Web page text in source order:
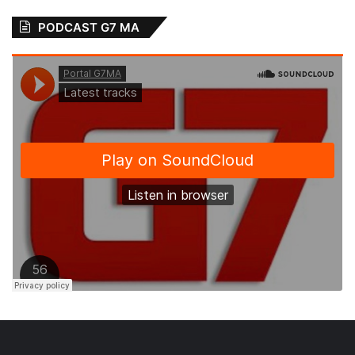
ESTÁGIO ADMINISTRAÇÃO (02 VAGAS) –
Vaga 01: Que resida próximo da Cidade
Operária ou bairros próximos; Vaga 02: Que
resida em bairros próximos ao Centro.
Interessados devem enviar currículo para:
seletivo.med@gmail.com
TÉCNICAEM ENFERMAGEM – Requisitos:
Formação em técnico em enfermagem,
Coren ativo. Com experiência a executar
atividades pertinentes à área de atuação,
utilizando-se de equipamentos e sistemas
de informação. Interessados devem enviar
PODCAST G7 MA